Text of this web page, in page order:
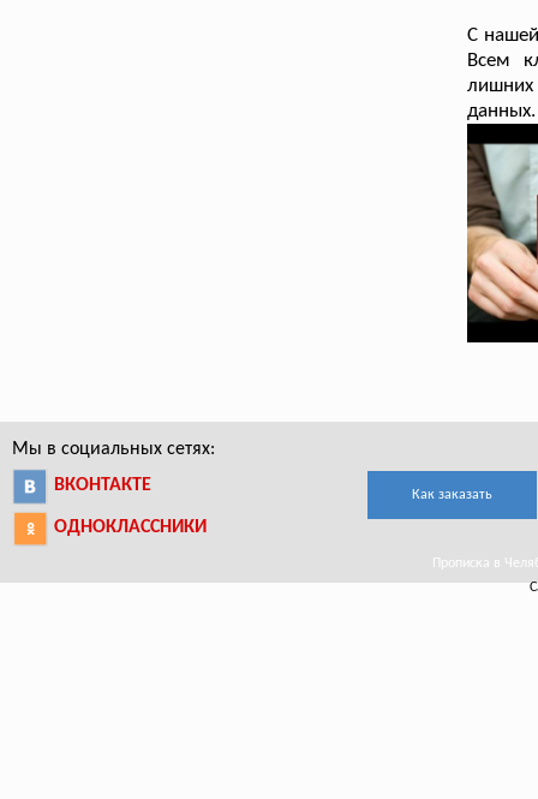
С
Всем
лишних
данных.
Мы в социальных сетях:
ВКОНТАКТЕ
ОДНОКЛАССНИКИ
Как заказать
Прописка в